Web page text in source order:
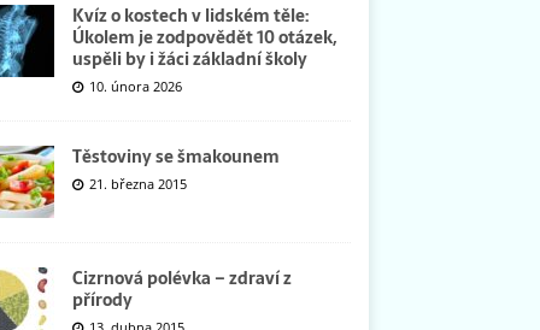
Kvíz o kostech v lidském těle:
Úkolem je zodpovědět 10 otázek,
uspěli by i žáci základní školy
10. února 2026
Těstoviny se šmakounem
21. března 2015
Cizrnová polévka – zdraví z
přírody